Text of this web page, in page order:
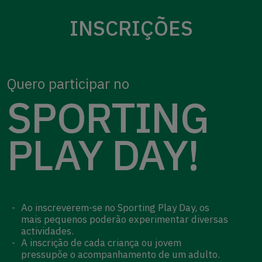
INSCRIÇÕES
Quero participar no
SPORTING
PLAY DAY!
Ao inscreverem-se no Sporting Play Day, os
mais pequenos poderão experimentar diversas
actividades.
A inscrição de cada criança ou jovem
pressupõe o acompanhamento de um adulto.